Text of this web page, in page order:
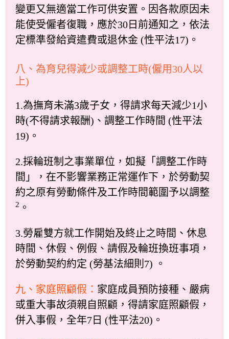
變更又無適當工作可供安置。因各款原因未
能使受僱者復職，應於30日前通知之，依法
定標準發給資遣費或退休金 (性平法17)。
八、為育兒得減少或調整工時(僱用30人以
上)
1.為撫育未滿3歲子女，得請求每天減少1小
時(不得請求報酬)、調整工作時間 (性平法
19)。
2.採輪班制之事業單位，如擬「調整工作時
間」，在不影響業務正常運作下，於勞動契
約之原有勞動條件及工作時間範圍予以調整
2 。
3.勞雇雙方就工作開始及終止之時間、休息
時間、休假、例假、請假及輪班換班事項，
於勞動契約約定 (勞基法細則7) 。
九、家庭照顧假： 家庭成員預防接種、嚴病
或重大事故須親自照顧，得請家庭照顧假，
併入事假，全年7日 (性平法20)。